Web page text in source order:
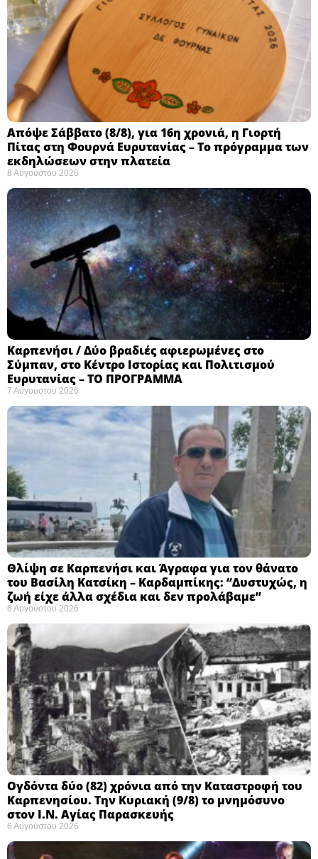
Απόψε Σάββατο (8/8), για 16η χρονιά, η Γιορτή
Πίτας στη Φουρνά Ευρυτανίας – Το πρόγραμμα των
εκδηλώσεων στην πλατεία
8 Αυγούστου 2026
Καρπενήσι / Δύο βραδιές αφιερωμένες στο
Σύμπαν, στο Κέντρο Ιστορίας και Πολιτισμού
Ευρυτανίας – ΤΟ ΠΡΟΓΡΑΜΜΑ
7 Αυγούστου 2026
Θλίψη σε Καρπενήσι και Άγραφα για τον θάνατο
του Βασίλη Κατσίκη – Καρδαμπίκης: “Δυστυχώς, η
ζωή είχε άλλα σχέδια και δεν προλάβαμε”
6 Αυγούστου 2026
Ογδόντα δύο (82) χρόνια από την Καταστροφή του
Καρπενησίου. Την Κυριακή (9/8) το μνημόσυνο
στον Ι.Ν. Αγίας Παρασκευής
6 Αυγούστου 2026